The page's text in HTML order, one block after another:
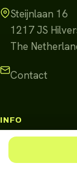
Steijnlaan 16
1217 JS
The
Contact
INFO
EV-occasion